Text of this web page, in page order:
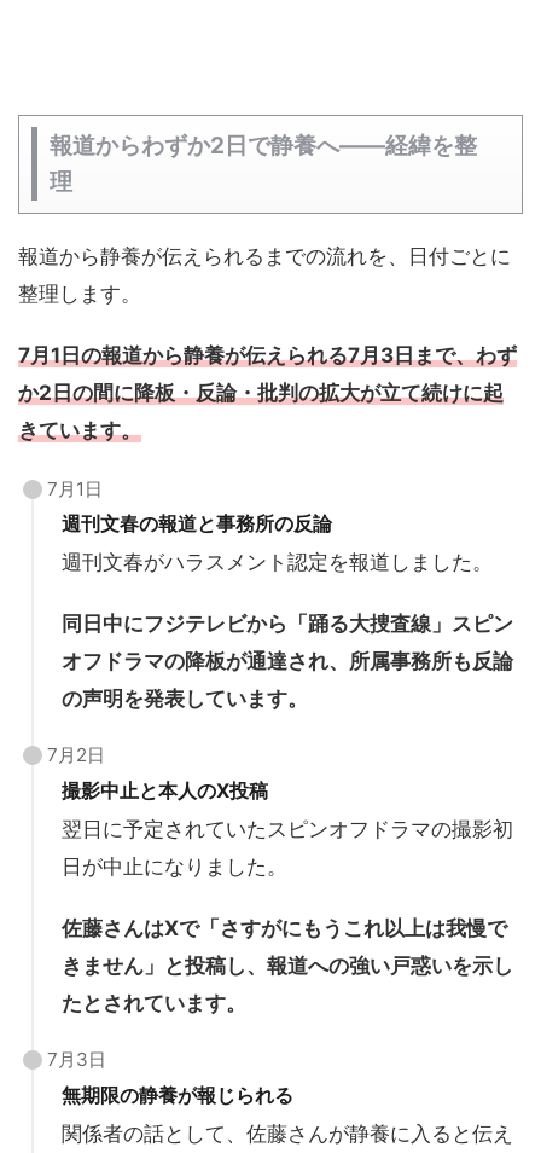
報道からわずか2日で静養へ——経緯を整
理
報道から静養が伝えられるまでの流れを、日付ごとに
整理します。
7月1日の報道から静養が伝えられる7月3日まで、わず
か2日の間に降板・反論・批判の拡大が立て続けに起
きています。
7月1日
週刊文春の報道と事務所の反論
週刊文春がハラスメント認定を報道しました。
同日中にフジテレビから「踊る大捜査線」スピン
オフドラマの降板が通達され、所属事務所も反論
の声明を発表しています。
7月2日
撮影中止と本人のX投稿
翌日に予定されていたスピンオフドラマの撮影初
日が中止になりました。
佐藤さんはXで「さすがにもうこれ以上は我慢で
きません」と投稿し、報道への強い戸惑いを示し
たとされています。
7月3日
無期限の静養が報じられる
関係者の話として、佐藤さんが静養に入ると伝え